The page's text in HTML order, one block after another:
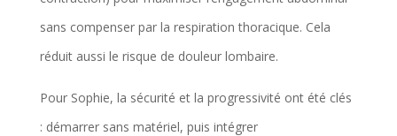
sans compenser par la respiration thoracique. Cela
réduit aussi le risque de douleur lombaire.
Pour Sophie, la sécurité et la progressivité ont été clés
: démarrer sans matériel, puis intégrer